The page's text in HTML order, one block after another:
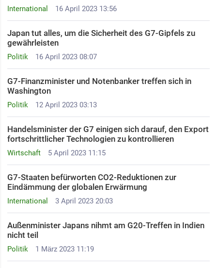
International 16 April 2023 13:56
Politik 16 April 2023 08:07
Japan tut alles, um die Sicherheit des G7-Gipfels zu
gewährleisten ​
Politik 12 April 2023 03:13
G7-Finanzminister und Notenbanker treffen sich in
Washington ​
Wirtschaft 5 April 2023 11:15
Handelsminister der G7 einigen sich darauf, den Export
fortschrittlicher Technologien zu kontrollieren
International 3 April 2023 20:03
G7-Staaten befürworten CO2-Reduktionen zur
Eindämmung der globalen Erwärmung
Politik 1 März 2023 11:19
Außenminister Japans nihmt am G20-Treffen in Indien
nicht teil